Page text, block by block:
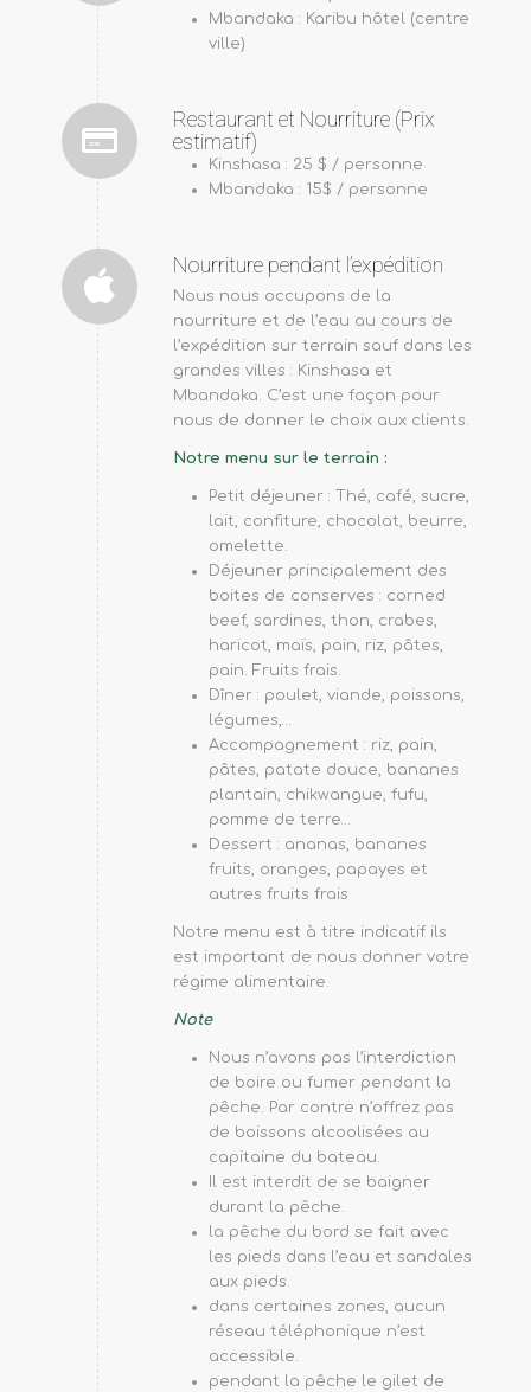
Mbandaka : Karibu hôtel (centre
ville)
Restaurant et Nourriture (Prix
estimatif)
Kinshasa : 25 $ / personne
Mbandaka : 15$ / personne
Nourriture pendant l’expédition
Nous nous occupons de la
nourriture et de l’eau au cours de
l’expédition sur terrain sauf dans les
grandes villes : Kinshasa et
Mbandaka. C’est une façon pour
nous de donner le choix aux clients.
Notre menu sur le terrain :
Petit déjeuner : Thé, café, sucre,
lait, confiture, chocolat, beurre,
omelette.
Déjeuner principalement des
boites de conserves : corned
beef, sardines, thon, crabes,
haricot, maïs, pain, riz, pâtes,
pain. Fruits frais.
Dîner : poulet, viande, poissons,
légumes,…
Accompagnement : riz, pain,
pâtes, patate douce, bananes
plantain, chikwangue, fufu,
pomme de terre…
Dessert : ananas, bananes
fruits, oranges, papayes et
autres fruits frais
Notre menu est à titre indicatif ils
est important de nous donner votre
régime alimentaire.
Note
Nous n’avons pas l’interdiction
de boire ou fumer pendant la
pêche. Par contre n’offrez pas
de boissons alcoolisées au
capitaine du bateau.
Il est interdit de se baigner
durant la pêche.
la pêche du bord se fait avec
les pieds dans l’eau et sandales
aux pieds.
dans certaines zones, aucun
réseau téléphonique n’est
accessible.
pendant la pêche le gilet de